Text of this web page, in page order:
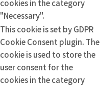
cookies in the category
"Necessary".
This cookie is set by GDPR
Cookie Consent plugin. The
cookie is used to store the
user consent for the
cookies in the category